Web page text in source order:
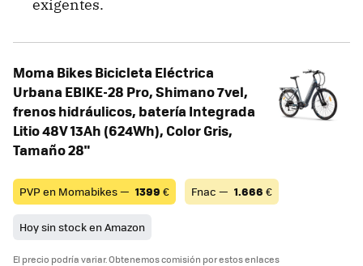
exigentes.
Moma Bikes Bicicleta Eléctrica
Urbana EBIKE-28 Pro, Shimano 7vel,
frenos hidráulicos, batería Integrada
Litio 48V 13Ah (624Wh), Color Gris,
Tamaño 28"
PVP en Momabikes — 1399 € Fnac — 1.666 €
Hoy sin stock en Amazon
El precio podría variar. Obtenemos comisión por estos enlaces